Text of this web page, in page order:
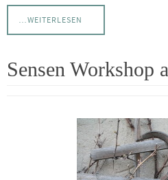
…WEITERLESEN
Sensen Workshop